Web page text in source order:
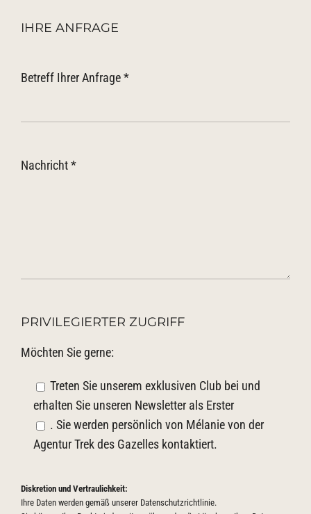
IHRE ANFRAGE
Betreff Ihrer Anfrage *
Nachricht *
PRIVILEGIERTER ZUGRIFF
Möchten Sie gerne:
Treten Sie unserem exklusiven Club bei und
erhalten Sie unseren Newsletter als Erster
. Sie werden persönlich von Mélanie von der
Agentur Trek des Gazelles kontaktiert.
Diskretion und Vertraulichkeit:
Ihre Daten werden gemäß unserer Datenschutzrichtlinie.